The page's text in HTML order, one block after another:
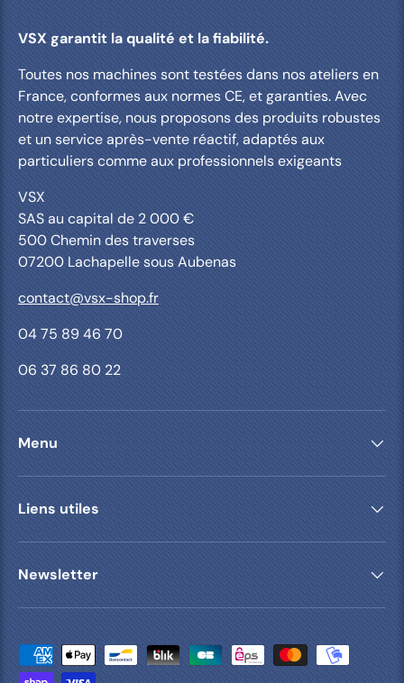
VSX garantit la qualité et la fiabilité.
Toutes nos machines sont testées dans nos ateliers en
France, conformes aux normes CE, et garanties. Avec
notre expertise, nous proposons des produits robustes
et un service après-vente réactif, adaptés aux
particuliers comme aux professionnels exigeants
VSX
SAS au capital de 2 000 €
500 Chemin des traverses
07200 Lachapelle sous Aubenas
contact@vsx-shop.fr
04 75 89 46 70
06 37 86 80 22
Menu
Liens utiles
Newsletter
Moyens de paiement acceptés